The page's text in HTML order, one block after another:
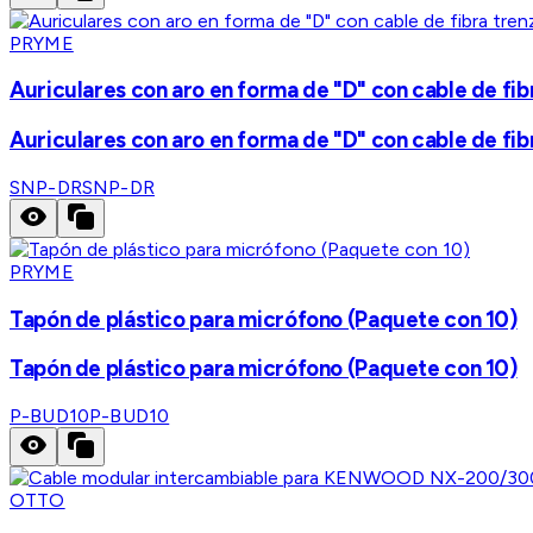
PRYME
Auriculares con aro en forma de "D" con cable de
Auriculares con aro en forma de "D" con cable de
SNP-DRSNP-DR
PRYME
Tapón de plástico para micrófono (Paquete con 10)
Tapón de plástico para micrófono (Paquete con 10)
P-BUD10P-BUD10
OTTO